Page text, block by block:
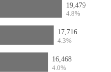
19,479
4.8%
17,716
4.3%
16,468
4.0%